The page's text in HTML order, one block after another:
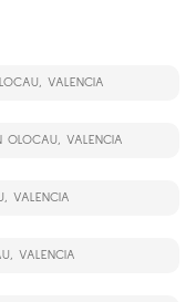
VALENCIA
OLOCAU, VALENCIA
VALENCIA
VALENCIA